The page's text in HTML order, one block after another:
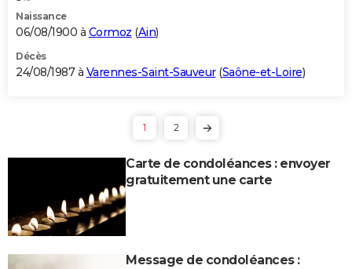
Naissance
06/08/1900 à Cormoz (Ain)
Décès
24/08/1987 à Varennes-Saint-Sauveur(Saône-et-Loire)
1 2
Carte de condoléances : envoyer
gratuitement une carte
Message de condoléances :